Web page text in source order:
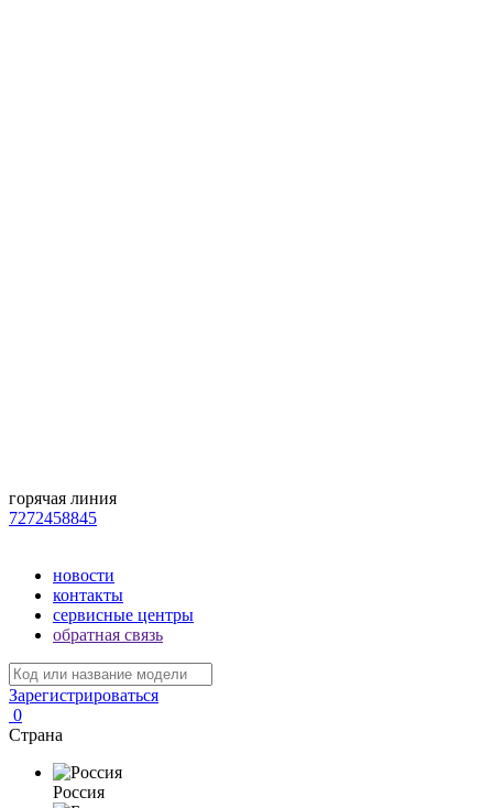
горячая линия
7272458845
новости
контакты
сервисные центры
обратная связь
Зарегистрироваться
0
Страна
Россия